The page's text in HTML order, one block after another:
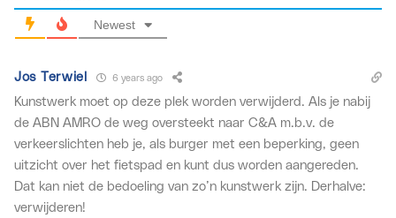
Newest
Jos Terwiel 6 years ago
Kunstwerk moet op deze plek worden verwijderd. Als je nabij
de ABN AMRO de weg oversteekt naar C&A m.b.v. de
verkeerslichten heb je, als burger met een beperking, geen
uitzicht over het fietspad en kunt dus worden aangereden.
Dat kan niet de bedoeling van zo’n kunstwerk zijn. Derhalve:
verwijderen!